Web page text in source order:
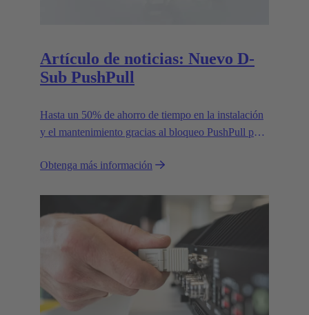
Artículo de noticias: Nuevo D-
Sub PushPull
Hasta un 50% de ahorro de tiempo en la instalación
y el mantenimiento gracias al bloqueo PushPull para
Obtenga más información